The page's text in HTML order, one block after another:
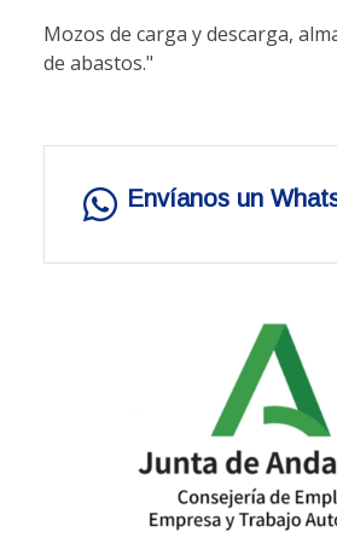
Mozos de carga y descarga,
de abastos."
Envíanos un